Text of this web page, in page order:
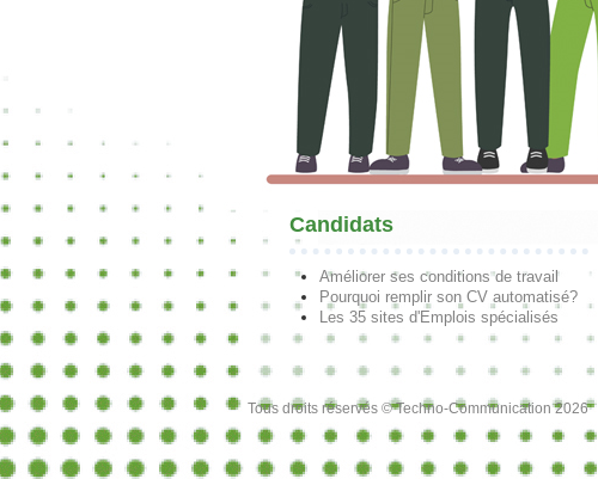
Candidats
Améliorer ses conditions de travail
Pourquoi remplir son CV automatisé?
Les 35 sites d'Emplois spécialisés
Tous droits réservés © Techno-Communication 2026